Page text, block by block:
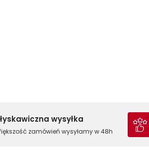
wysyłka
zamówień wysyłamy w 48h